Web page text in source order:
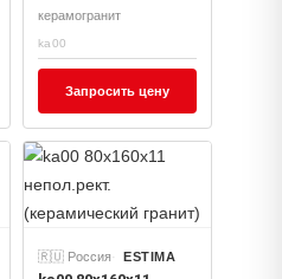
керамогранит
ka00
Запросить цену
🇷🇺 Россия ESTIMA